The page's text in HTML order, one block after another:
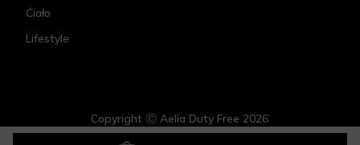
Ciało
Lifestyle
Copyright Ⓒ Aelia Duty Free 2026